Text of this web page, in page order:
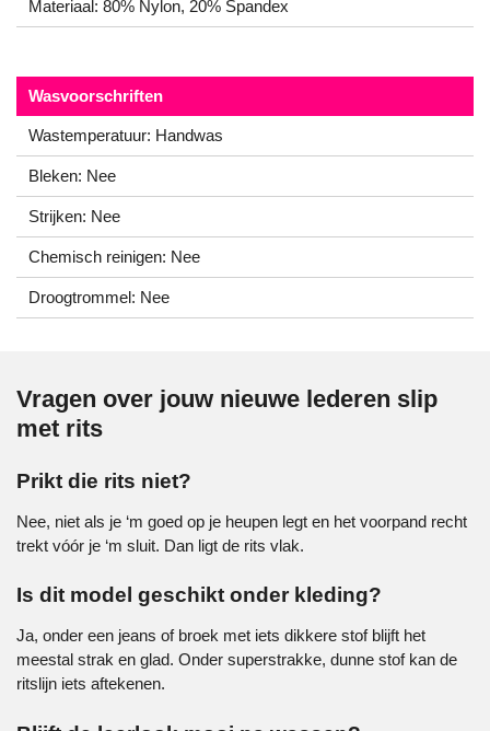
Materiaal: 80% Nylon, 20% Spandex
Wasvoorschriften
Wastemperatuur: Handwas
Bleken: Nee
Strijken: Nee
Chemisch reinigen: Nee
Droogtrommel: Nee
Vragen over jouw nieuwe lederen slip
met rits
Prikt die rits niet?
Nee, niet als je ‘m goed op je heupen legt en het voorpand recht
trekt vóór je ‘m sluit. Dan ligt de rits vlak.
Is dit model geschikt onder kleding?
Ja, onder een jeans of broek met iets dikkere stof blijft het
meestal strak en glad. Onder superstrakke, dunne stof kan de
ritslijn iets aftekenen.